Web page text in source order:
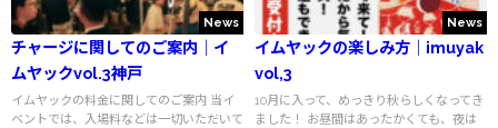
News
チャージに関してのご案内｜イ
ムヤックvol.3神戸
イムヤックの料金に関してのご案内 当イ
ベントでは、入場料などは一切いただいて
News
イムヤックの楽しみ方｜imuyak
vol,3
10月に入って、めっきり秋らしくなってき
ました！ お昼間はあったかくても、夜は